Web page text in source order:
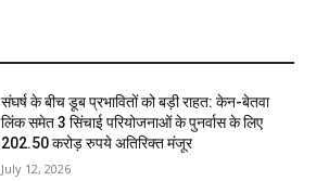
संघर्ष के बीच डूब प्रभावितों को बड़ी राहत: केन-बेतवा
लिंक समेत 3 सिंचाई परियोजनाओं के पुनर्वास के लिए
202.50 करोड़ रुपये अतिरिक्त मंजूर
July 12, 2026